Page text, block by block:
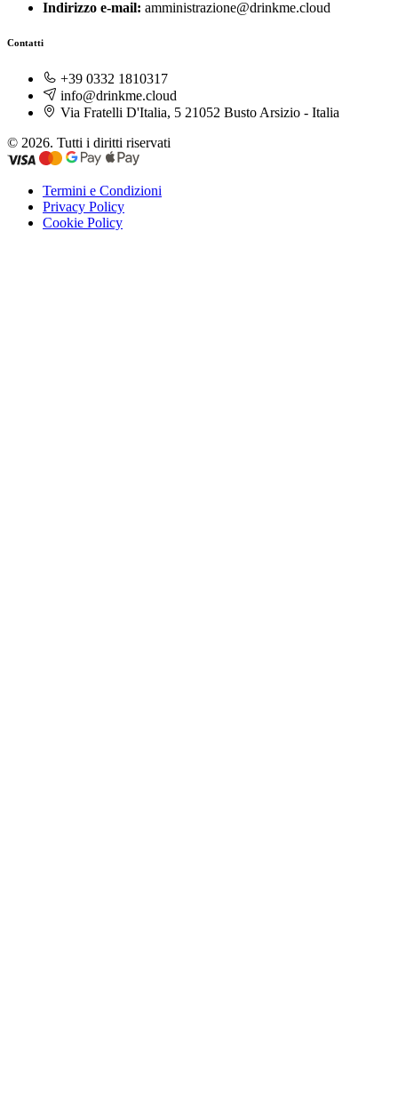
Indirizzo e-mail: amministrazione@drinkme.cloud
Contatti
+39 0332 1810317
info@drinkme.cloud
Via Fratelli D'Italia, 5 21052 Busto Arsizio - Italia
© 2026. Tutti i diritti riservati
Termini e Condizioni
Privacy Policy
Cookie Policy